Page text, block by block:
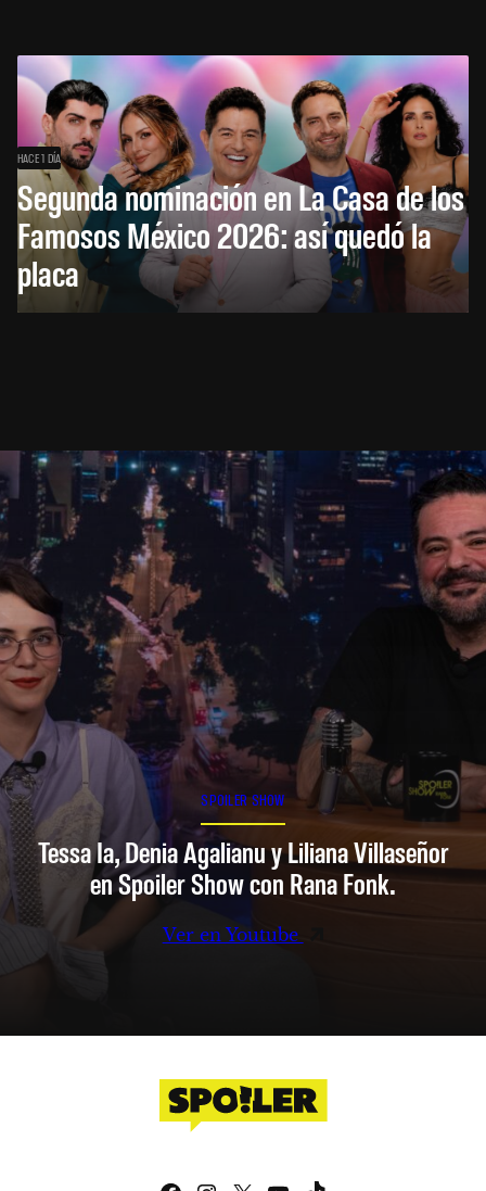
HACE 1 DÍA
Segunda nominación en La Casa de los
Famosos México 2026: así quedó la
placa
SPOILER SHOW
Tessa Ia, Denia Agalianu y Liliana Villaseñor
en Spoiler Show con Rana Fonk.
Ver en Youtube
Facebook
Instagram
X YouTube